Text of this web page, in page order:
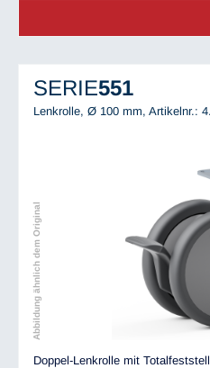
SERIE551
Lenkrolle, Ø 100 mm, Artikelnr.:
Abbildung ähnlich dem Original
Doppel-Lenkrolle mit